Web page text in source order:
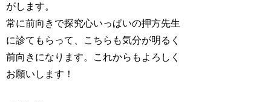
がします。
常に前向きで探究心いっぱいの押方先生
に診てもらって、こちらも気分が明るく
前向きになります。これからもよろしく
お願いします！